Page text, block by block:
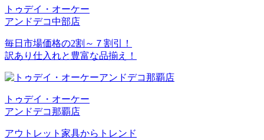
トゥデイ・オーケー
アンドデコ中部店
毎日市場価格の2割～７割引！
訳あり仕入れと豊富な品揃え！
トゥデイ・オーケー
アンドデコ那覇店
アウトレット家具からトレンド